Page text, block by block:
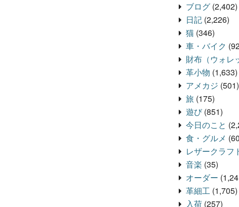
ブログ (2,402)
日記 (2,226)
猫 (346)
車・バイク
財布（ウォレ
革小物 (1,633)
アメカジ (501)
旅 (175)
遊び(851)
今日のこと
食・グルメ
レザークラフ
音楽 (35)
オーダー
革細工 (1,705)
入荷 (257)